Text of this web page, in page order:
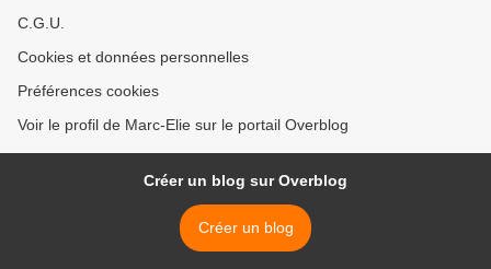
C.G.U.
Cookies et données personnelles
Préférences cookies
Voir le profil de Marc-Elie sur le portail Overblog
Créer un blog sur Overblog
Créer un blog